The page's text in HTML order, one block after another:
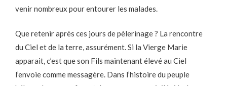
venir nombreux pour entourer les malades.
Que retenir après ces jours de pèlerinage ? La rencontre
du Ciel et de la terre, assurément. Si la Vierge Marie
apparait, c’est que son Fils maintenant élevé au Ciel
l’envoie comme messagère. Dans l’histoire du peuple